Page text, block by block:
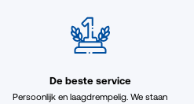
De beste service
Persoonlijk en laagdrempelig. We staan